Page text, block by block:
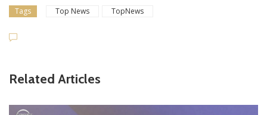
Tags Top News TopNews
Related Articles